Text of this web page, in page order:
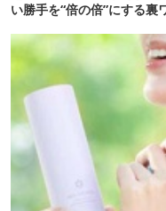
い勝手を“倍の倍”にする裏